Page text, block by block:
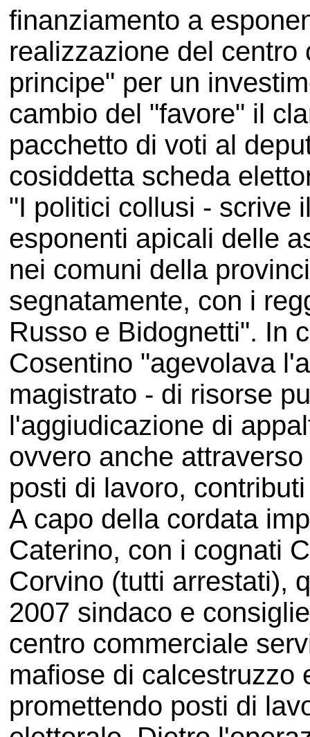
finanziamento a
realizzazione del
principe" per un
cambio del "favore" il
pacchetto di voti al
cosiddetta scheda
"I politici collusi - scrive
esponenti apicali delle
nei comuni della
segnatamente, con i
Russo e Bidognetti". In
Cosentino "agevolava
magistrato - di risorse
l'aggiudicazione di
ovvero anche
posti di lavoro,
A capo della cordata
Caterino, con i cognati
Corvino (tutti arrestati),
2007 sindaco e
centro commerciale
mafiose di calcestruzzo
promettendo posti di